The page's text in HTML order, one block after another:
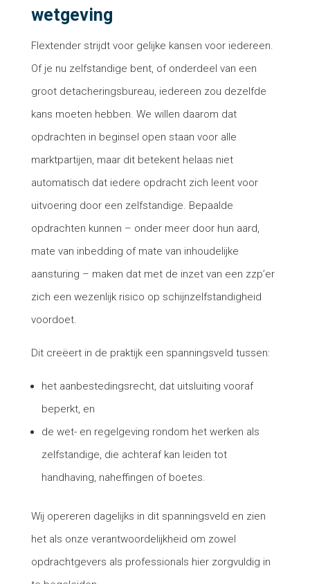
wetgeving
Flextender strijdt voor gelijke kansen voor iedereen.
Of je nu zelfstandige bent, of onderdeel van een
groot detacheringsbureau, iedereen zou dezelfde
kans moeten hebben. We willen daarom dat
opdrachten in beginsel open staan voor alle
marktpartijen, maar dit betekent helaas niet
automatisch dat iedere opdracht zich leent voor
uitvoering door een zelfstandige. Bepaalde
opdrachten kunnen – onder meer door hun aard,
mate van inbedding of mate van inhoudelijke
aansturing – maken dat met de inzet van een zzp’er
zich een wezenlijk risico op schijnzelfstandigheid
voordoet.
Dit creëert in de praktijk een spanningsveld tussen:
het aanbestedingsrecht, dat uitsluiting vooraf
beperkt, en
de wet- en regelgeving rondom het werken als
zelfstandige, die achteraf kan leiden tot
handhaving, naheffingen of boetes.
Wij opereren dagelijks in dit spanningsveld en zien
het als onze verantwoordelijkheid om zowel
opdrachtgevers als professionals hier zorgvuldig in